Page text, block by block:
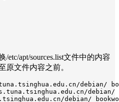
etc/apt/sources.list文件中的内容
原文件内容之前。
debian/
debian/
debian/